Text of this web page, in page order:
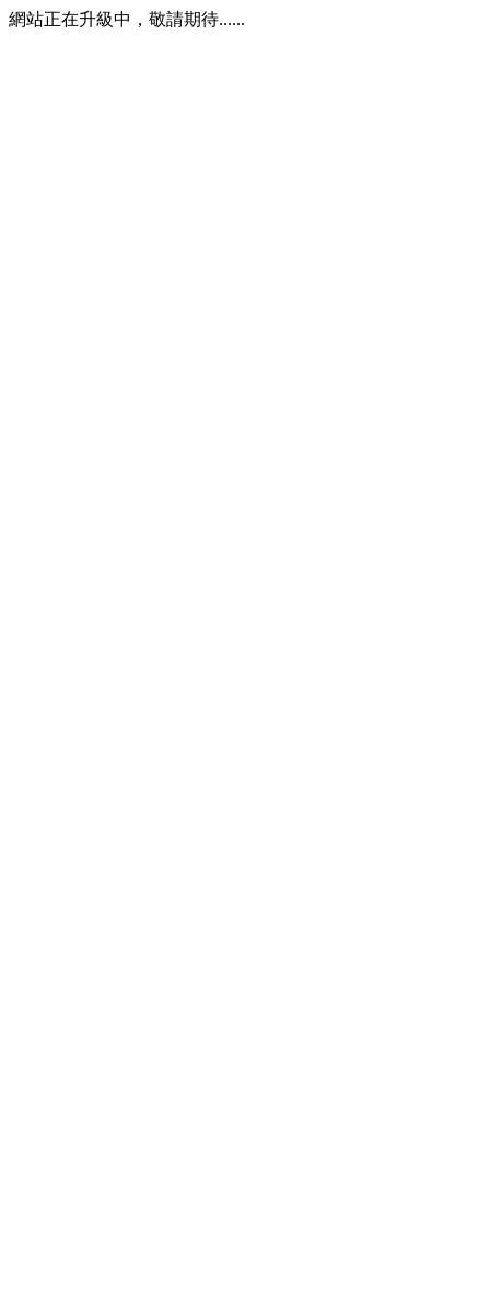
網站正在升級中，敬請期待......